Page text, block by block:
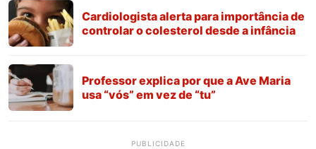
Cardiologista alerta para importância de
controlar o colesterol desde a infância
Professor explica por que a Ave Maria
usa “vós” em vez de “tu”
PUBLICIDADE